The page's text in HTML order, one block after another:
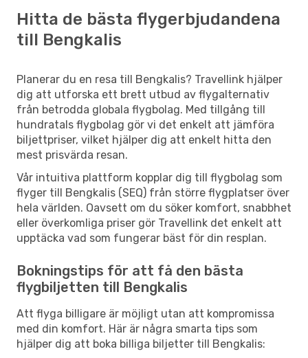
Hitta de bästa flygerbjudandena
till Bengkalis
Planerar du en resa till Bengkalis? Travellink hjälper
dig att utforska ett brett utbud av flygalternativ
från betrodda globala flygbolag. Med tillgång till
hundratals flygbolag gör vi det enkelt att jämföra
biljettpriser, vilket hjälper dig att enkelt hitta den
mest prisvärda resan.
Vår intuitiva plattform kopplar dig till flygbolag som
flyger till Bengkalis (SEQ) från större flygplatser över
hela världen. Oavsett om du söker komfort, snabbhet
eller överkomliga priser gör Travellink det enkelt att
upptäcka vad som fungerar bäst för din resplan.
Bokningstips för att få den bästa
flygbiljetten till Bengkalis
Att flyga billigare är möjligt utan att kompromissa
med din komfort. Här är några smarta tips som
hjälper dig att boka billiga biljetter till Bengkalis: